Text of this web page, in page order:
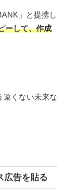
」と提携し
ーして、作成
遠くない未来な
広告を貼る